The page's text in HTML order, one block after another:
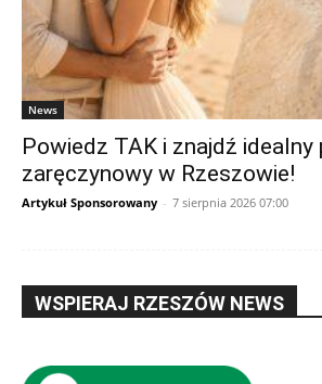
News
Powiedz TAK i znajdź idealny
zaręczynowy w Rzeszowie!
Artykuł Sponsorowany - 7 sierpnia 2026 07:00
WSPIERAJ RZESZÓW NEWS